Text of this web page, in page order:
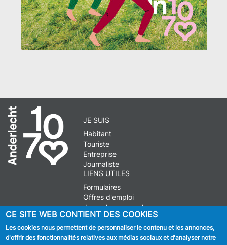
JE SUIS
Habitant
Touriste
Entreprise
Journaliste
LIENS UTILES
Formulaires
Offres d'emploi
Journal communal
Stationnement
CE SITE WEB CONTIENT DES COOKIES
Les cookies nous permettent de personnaliser le contenu et les annonces,
d'offrir des fonctionnalités relatives aux médias sociaux et d'analyser notre